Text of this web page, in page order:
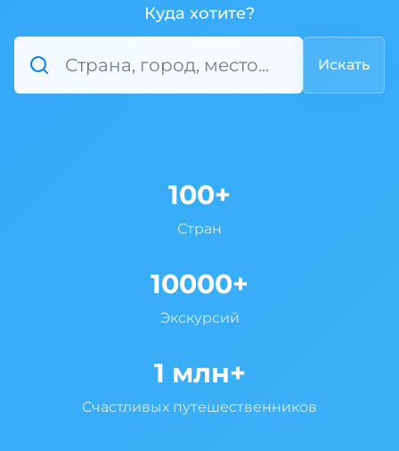
Куда хотите?
Искать
100+
Стран
10000+
Экскурсий
1 млн+
Счастливых путешественников